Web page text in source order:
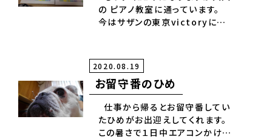
の ピアノ教室に通っています。
今はサザンの東京victoryに挑
す。😃💕 先が見えてきました。こ
れも又自分との戦いです。🎵😍🎵
少しずつでも毎日続けて、練習
していると少し進歩が見えてきて
それが励みになります。 又、頑
張ろう‼️✊‼️
2020.08.19
お留守番のひめ
仕事から帰るとお留守番してい
たひめがお出迎えしてくれます。
この暑さで１日中エアコンかけっ